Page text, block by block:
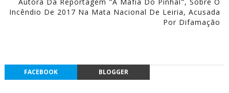
Incêndio De 2017 Na Mata Nacional De Leiria, Acusada
Por Difamação
FACEBOOK BLOGGER